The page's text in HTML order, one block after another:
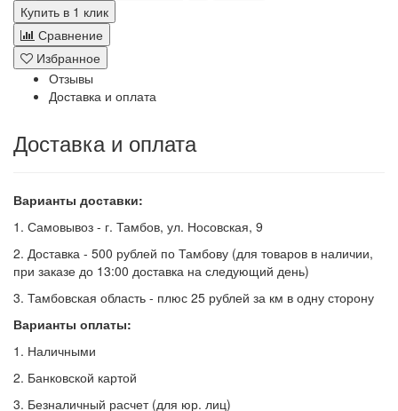
Купить в 1 клик
Сравнение
Избранное
Отзывы
Доставка и оплата
Доставка и оплата
Варианты доставки:
1. Самовывоз - г. Тамбов, ул. Носовская, 9
2. Доставка - 500 рублей по Тамбову (для товаров в наличии,
при заказе до 13:00 доставка на следующий день)
3. Тамбовская область - плюс 25 рублей за км в одну сторону
Варианты оплаты:
1. Наличными
2. Банковской картой
3. Безналичный расчет (для юр. лиц)